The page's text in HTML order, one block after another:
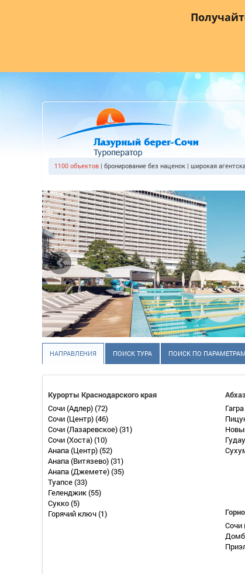
Агентствам
1100 объектов | бронирование без наценок | широкая
НАПРАВЛЕНИЯ ПОИСК ТУРА ПОИСК ПО ПАРАМЕТРАМ
Курорты Краснодарского края
Сочи (Адлер)(72)
Сочи (Центр)(46)
Сочи (Лазаревское)(31)
Сочи (Хоста)(10)
Анапа (Центр)(52)
Анапа (Витязево)(31)
Анапа (Джемете)(35)
Туапсе(33)
Геленджик(55)
Сукко(5)
Горячий ключ(1)
Гагра
Сочи